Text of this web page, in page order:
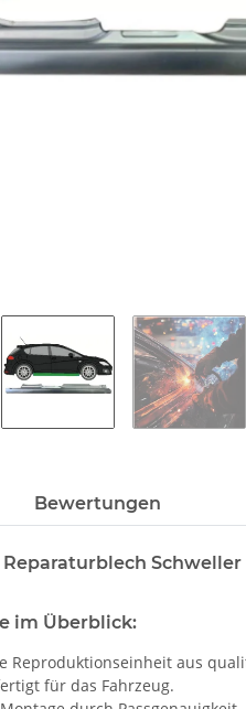
Bewertungen
Schweller
im Überblick:
Reproduktionseinheit aus
für das Fahrzeug.